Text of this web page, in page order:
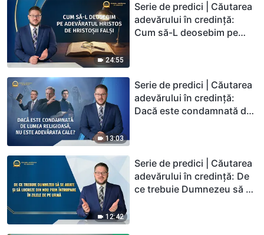
24:55
Serie de predici | Căutarea
adevărului în credință:
Cum să-L deosebim pe
13:03
Serie de predici | Căutarea
adevărului în credință:
Dacă este condamnată de
12:42
Serie de predici | Căutarea
adevărului în credință: De
ce trebuie Dumnezeu să Se